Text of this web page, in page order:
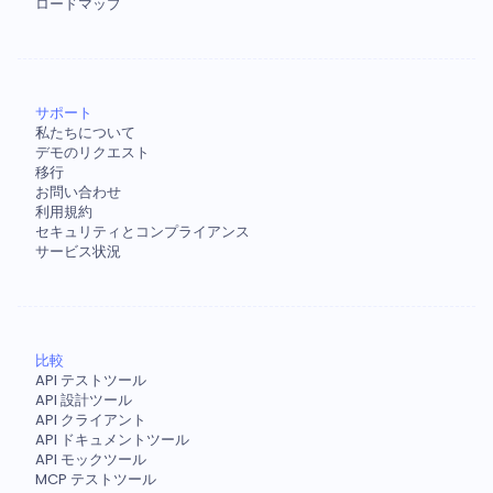
サポート
私たちについて
デモのリクエスト
移行
お問い合わせ
利用規約
セキュリティとコンプライアンス
サービス状況
比較
API テストツール
API 設計ツール
API クライアント
API ドキュメントツール
API モックツール
MCP テストツール